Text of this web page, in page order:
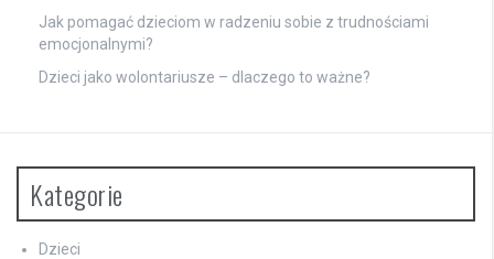
Jak pomagać dzieciom w radzeniu sobie z trudnościami
emocjonalnymi?
Dzieci jako wolontariusze – dlaczego to ważne?
Kategorie
Dzieci